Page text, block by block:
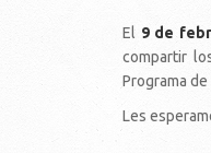
El 9 de
compartir
Programa
Les